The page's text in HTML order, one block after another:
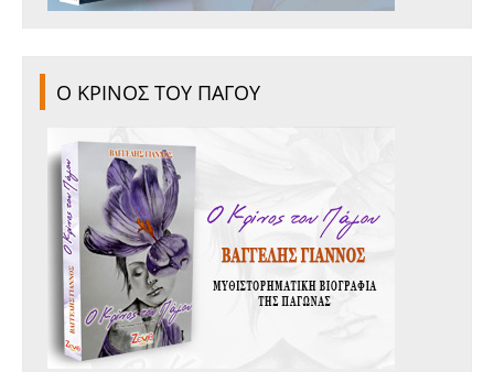
Ο ΚΡΙΝΟΣ ΤΟΥ ΠΑΓΟΥ